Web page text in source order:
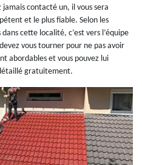
jamais contacté un, il vous sera
et le plus fiable. Selon les
cette localité, c’est vers l’équipe
devez vous tourner pour ne pas avoir
abordables et vous pouvez lui
gratuitement.